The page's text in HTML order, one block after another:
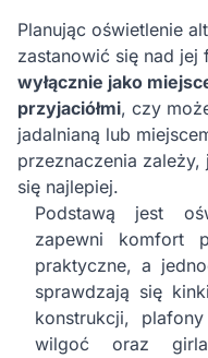
Planując oświetlenie
zastanowić się nad jej
wyłącznie jako
przyjaciółmi, czy
jadalnianą lub
przeznaczenia zależy,
się najlepiej.
Podstawą jest
zapewni komfort
praktyczne, a
sprawdzają się
konstrukcji,
wilgoć oraz